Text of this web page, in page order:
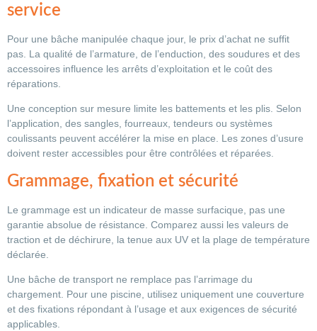
service
Pour une bâche manipulée chaque jour, le prix d’achat ne suffit
pas. La qualité de l’armature, de l’enduction, des soudures et des
accessoires influence les arrêts d’exploitation et le coût des
réparations.
Une conception sur mesure limite les battements et les plis. Selon
l’application, des sangles, fourreaux, tendeurs ou systèmes
coulissants peuvent accélérer la mise en place. Les zones d’usure
doivent rester accessibles pour être contrôlées et réparées.
Grammage, fixation et sécurité
Le grammage est un indicateur de masse surfacique, pas une
garantie absolue de résistance. Comparez aussi les valeurs de
traction et de déchirure, la tenue aux UV et la plage de température
déclarée.
Une bâche de transport ne remplace pas l’arrimage du
chargement. Pour une piscine, utilisez uniquement une couverture
et des fixations répondant à l’usage et aux exigences de sécurité
applicables.